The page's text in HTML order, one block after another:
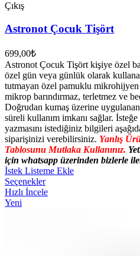
Çıkış
Astronot Çocuk Tişört
699,00₺
Astronot Çocuk Tişört kişiye özel
özel gün veya günlük olarak
tutmayan özel pamuklu mikrohijyen
mikrop barındırmaz, terletmez ve
Doğrudan kumaş üzerine
süreli kullanım imkanı sağlar.
yazmasını istediğiniz bilgileri
siparişinizi verebilirsiniz. Yanlış
Tablosunu Mutlaka Kullanınız.
için whatsapp üzerinden bizlerle
İstek Listeme Ekle
Seçenekler
Hızlı İncele
Yeni